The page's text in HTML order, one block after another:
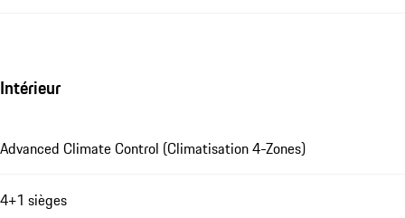
Intérieur
Advanced Climate Control (Climatisation 4-Zones)
4+1 sièges